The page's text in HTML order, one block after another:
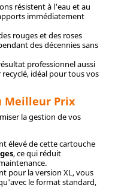
résistent à l'eau et au
immédiatement
rouges et des roses
des décennies sans
professionnel aussi
idéal pour tous vos
Meilleur Prix
la gestion de vos
élevé de cette cartouche
, ce qui réduit
pour la version XL, vous
le format standard,